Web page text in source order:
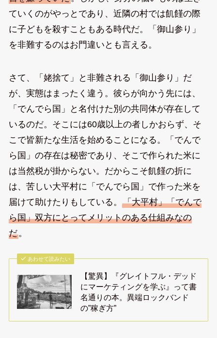
ていくのがやっとであり、近隣の村では飢饉の際
に子どもを殺すこともある時代だ。「御山参り」
を非難するのはお門違いとも言える。
さて、「姥捨て」と非難される「御山参り」だ
が、実態はまったく違う。彼らが向かう先には、
「でんでら国」と名付けた別の共同体が存在して
いるのだ。そこには60歳以上の者しかおらず、そ
こで皆新たな生活を始めることになる。「でんで
ら国」の存在は秘密であり、そこで作られた米に
は当然税が掛からない。だからこそ飢饉の折に
は、苦しい大平村に「でんでら国」で作った米を
届けて助けたりもしている。 「大平村」「でんで
ら国」双方にとってメリットのある仕組みなの
だ。
あわせて読みたい
【驚異】『グレイトフル・デッド
にマーケティングを学ぶ』って書
名通りの本。異端ロックバンド
の”稼ぎ方”